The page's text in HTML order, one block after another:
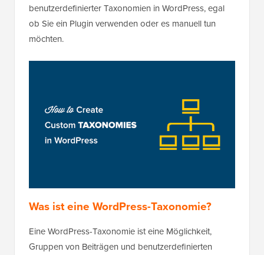
benutzerdefinierter Taxonomien in WordPress, egal
ob Sie ein Plugin verwenden oder es manuell tun
möchten.
Was ist eine WordPress-Taxonomie?
Eine WordPress-Taxonomie ist eine Möglichkeit,
Gruppen von Beiträgen und benutzerdefinierten